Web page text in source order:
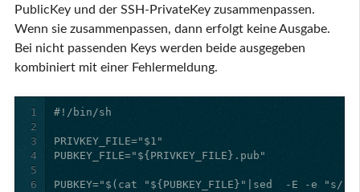
PublicKey und der SSH-PrivateKey zusammenpassen.
Wenn sie zusammenpassen, dann erfolgt keine Ausgabe.
Bei nicht passenden Keys werden beide ausgegeben
kombiniert mit einer Fehlermeldung.
1
2
3
4
5
6